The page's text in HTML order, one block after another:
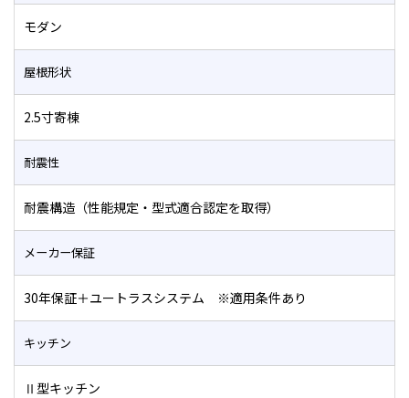
モダン
屋根形状
2.5寸寄棟
耐震性
耐震構造（性能規定・型式適合認定を取得）
メーカー保証
30年保証＋ユートラスシステム ※適用条件あり
キッチン
Ⅱ型キッチン